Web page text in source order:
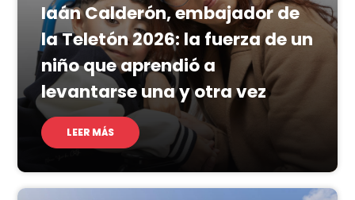
Iaán Calderón, embajador de
la Teletón 2026: la fuerza de un
niño que aprendió a
levantarse una y otra vez
LEER MÁS